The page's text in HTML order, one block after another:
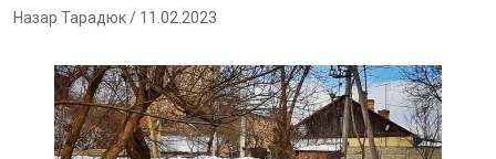
Назар Тарадюк/ 11.02.2023